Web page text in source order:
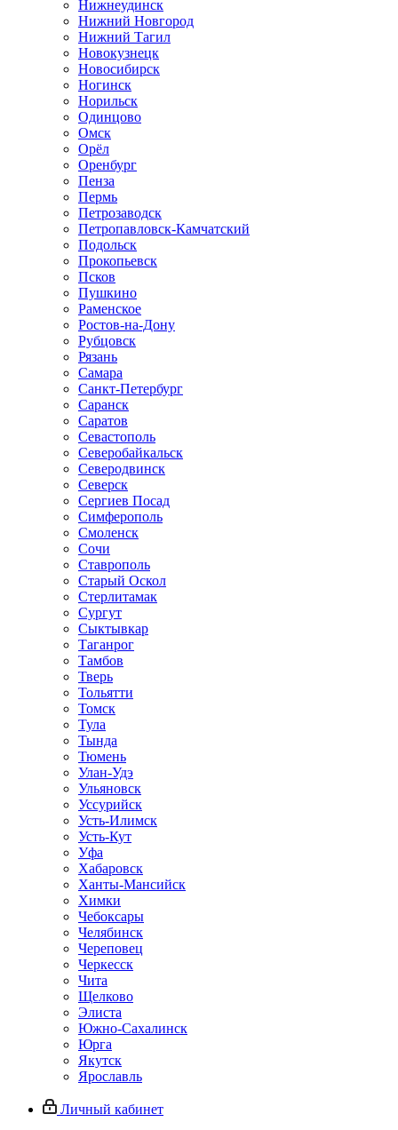
Нижнеудинск
Нижний Новгород
Нижний Тагил
Новокузнецк
Новосибирск
Ногинск
Норильск
Одинцово
Омск
Орёл
Оренбург
Пенза
Пермь
Петрозаводск
Петропавловск-Камчатский
Подольск
Прокопьевск
Псков
Пушкино
Раменское
Ростов-на-Дону
Рубцовск
Рязань
Самара
Санкт-Петербург
Саранск
Саратов
Севастополь
Северобайкальск
Северодвинск
Северск
Сергиев Посад
Симферополь
Смоленск
Сочи
Ставрополь
Старый Оскол
Стерлитамак
Сургут
Сыктывкар
Таганрог
Тамбов
Тверь
Тольятти
Томск
Тула
Тында
Тюмень
Улан-Удэ
Ульяновск
Уссурийск
Усть-Илимск
Усть-Кут
Уфа
Хабаровск
Ханты-Мансийск
Химки
Чебоксары
Челябинск
Череповец
Черкесск
Чита
Щелково
Элиста
Южно-Сахалинск
Юрга
Якутск
Ярославль
Личный кабинет